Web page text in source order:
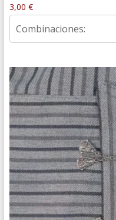
3,00 €
Combinaciones: